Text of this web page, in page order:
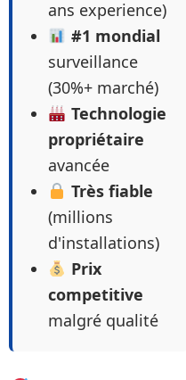
ans experience)
#1 mondial
surveillance
(30%+ marché)
Technologie
propriétaire
avancée
Très fiable
(millions
d'installations)
Prix
competitive
malgré qualité